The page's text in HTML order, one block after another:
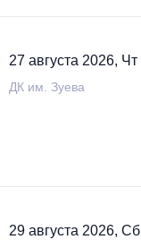
27 августа 2026, Чт
ДК им. Зуева
29 августа 2026, Сб